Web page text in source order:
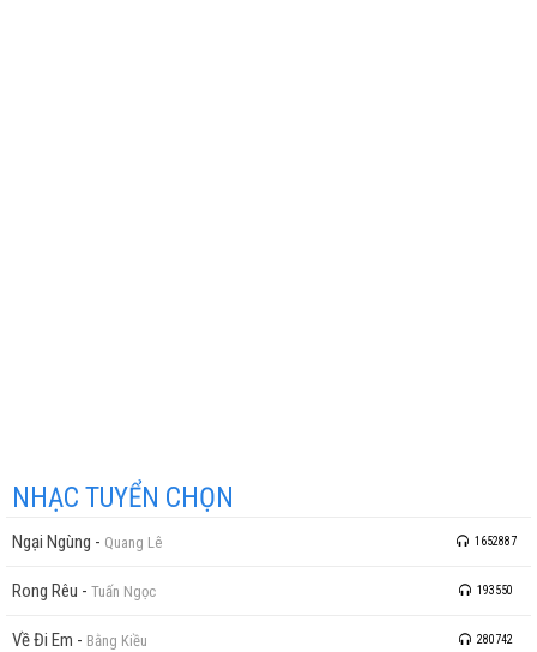
NHẠC TUYỂN CHỌN
Ngại Ngùng - Quang Lê 1652887
Rong Rêu - Tuấn Ngọc 193550
Về Đi Em - Bằng Kiều 280742